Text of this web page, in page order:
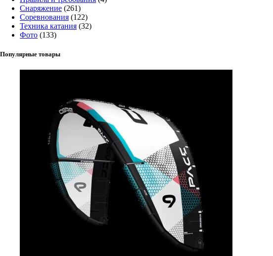
Снаряжение (261)
Соревнования (122)
Техника катания (32)
Фото (133)
Популярные товары